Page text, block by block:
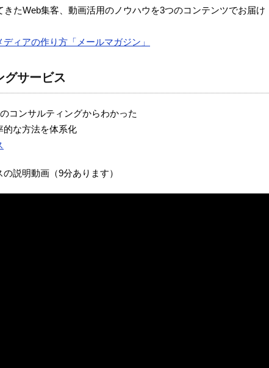
きたWeb集客、動画活用のノウハウを3つのコンテンツでお届け
ィアの作り方「メールマガジン」
グサービス
コンサルティングからわかった
的な方法を体系化
説明動画（9分あります）